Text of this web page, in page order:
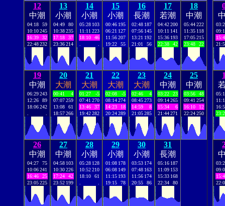
12
中潮
04:18
59
10:10245
16:39
32
22:48232
13
小潮
04:49
80
10:38235
17:18
37
23:36214
14
小潮
05:28 103
11:11 223
18:10
46
15
小潮
00:46 195
06:21 127
11:56207
19:22
55
16
長潮
02:48 187
07:56 145
13:21 192
21:01
56
17
若潮
04:42200
10:11 141
15:36 193
22:38
42
18
中潮
05:44222
11:35 118
17:05215
23:48
22
19
中潮
06:29243
12:26
89
18:06242
20
大潮
00:41
4
07:07259
13:08
61
18:57266
21
大潮
01:27
-5
07:41 270
13:46
37
19:42282
22
大潮
02:08
-5
08:14274
14:23
18
20:24289
23
大潮
02:46
4
08:45273
14:59
8
21:05285
24
中潮
03:22
23
09:14265
15:34
6
21:44271
25
中潮
03:56
48
09:41 254
16:10
12
22:24250
26
中潮
04:27
75
10:06241
16:46
25
23:05225
27
中潮
04:58 103
10:30226
17:24
42
23:52 199
28
小潮
05:28 128
10:52210
18:10
61
29
小潮
01:08 178
06:08 149
11:15 193
19:15
78
30
小潮
03:53 174
07:48 163
11:56 174
20:55
86
31
長潮
05:16 187
11:09 153
15:33 168
22:34
80